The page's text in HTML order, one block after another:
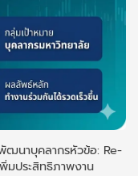
ฒนาบุคลากรหัวข้อ: Re-
มประสิทธิภาพงาน